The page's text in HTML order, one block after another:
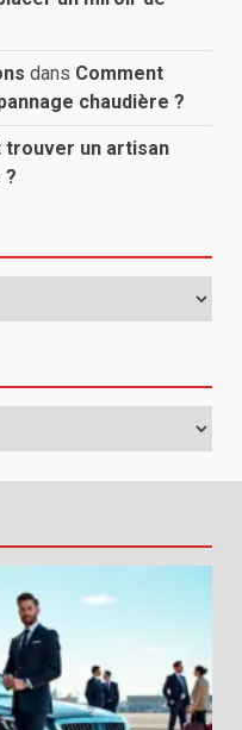
dans Comment
chaudière ?
trouver un artisan
?